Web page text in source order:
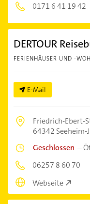
0171 6 41 19 42
DERTOUR
FERIENHÄUSER UND -
E-Mail
Friedrich-Ebert-
64342 Seeheim-
Geschlossen –
06257 8 60 70
Webseite